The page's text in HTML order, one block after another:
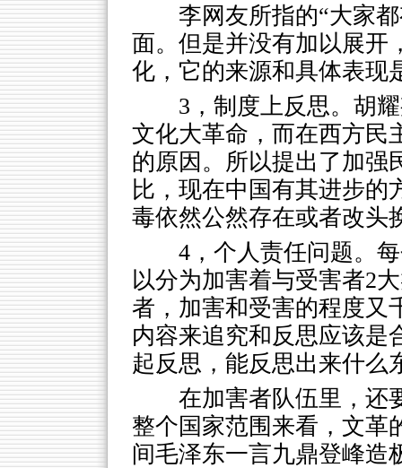
李网友所指的“大家
面。但是并没有加以展开
化，它的来源和具体表现
3，制度上反思。胡
文化大革命，而在西方民
的原因。所以提出了加强
比，现在中国有其进步的
毒依然公然存在或者改头
4，个人责任问题。
以分为加害着与受害者2
者，加害和受害的程度又
内容来追究和反思应该是
起反思，能反思出来什么
在加害者队伍里，还
整个国家范围来看，文革
间毛泽东一言九鼎登峰造